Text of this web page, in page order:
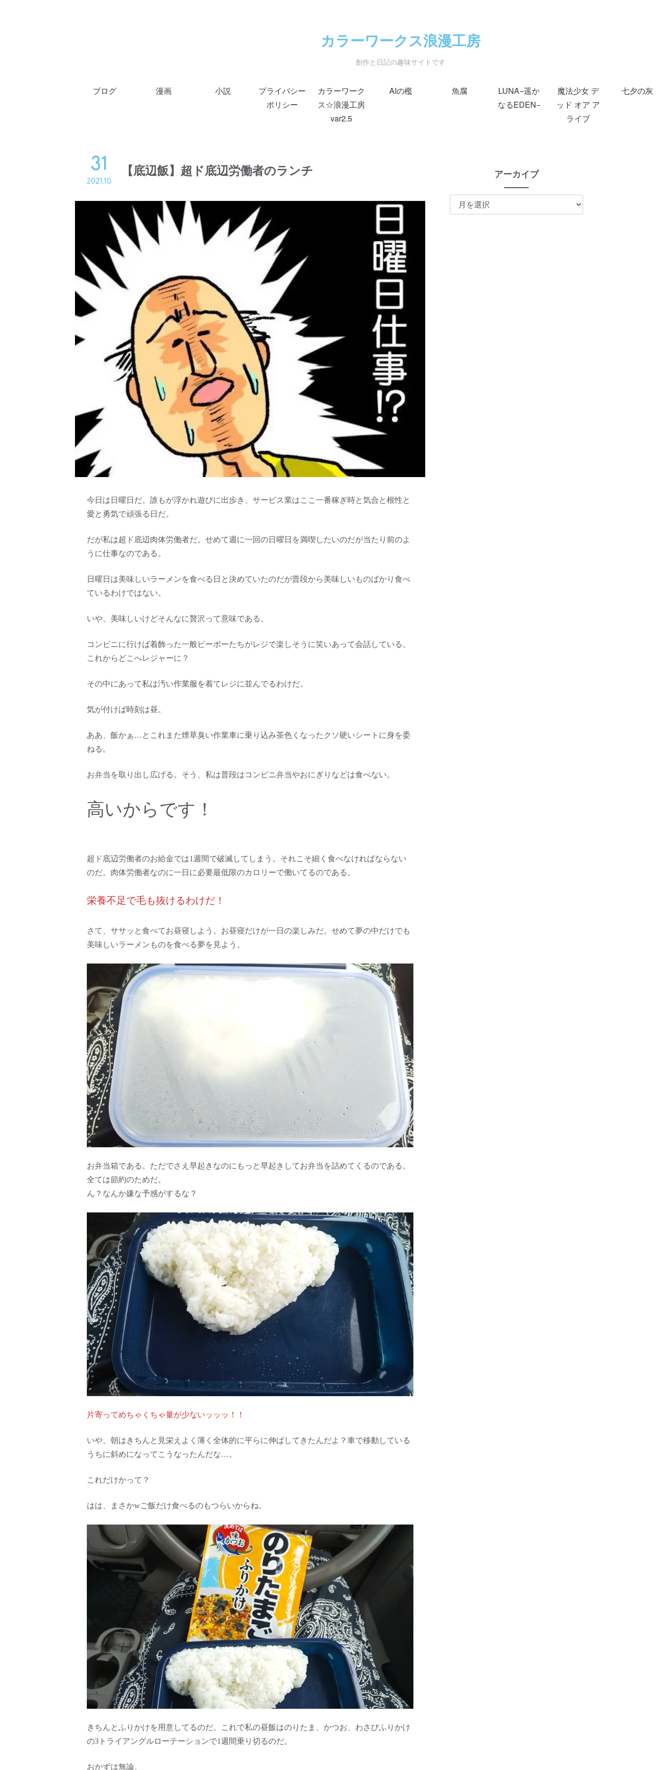
カラーワークス浪漫工房
創作と日記の趣味サイトです
ブログ 漫画 小説
プライバシー
ポリシー
カラーワーク
ス☆浪漫工房
var2.5
AIの檻 魚腐
LUNA−遥か
なるEDEN−
魔法少女 デ
ッド オア ア
ライブ
七夕の灰
31
2021.10
【底辺飯】超ド底辺労働者のランチ
今日は日曜日だ。誰もが浮かれ遊びに出歩き、サービス業はここ一番稼ぎ時と気合と根性と
愛と勇気で頑張る日だ。
だが私は超ド底辺肉体労働者だ。せめて週に一回の日曜日を満喫したいのだが当たり前のよ
うに仕事なのである。
日曜日は美味しいラーメンを食べる日と決めていたのだが普段から美味しいものばかり食べ
ているわけではない。
いや、美味しいけどそんなに贅沢って意味である。
コンビニに行けば着飾った一般ピーポーたちがレジで楽しそうに笑いあって会話している。
これからどこへレジャーに？
その中にあって私は汚い作業服を着てレジに並んでるわけだ。
気が付けば時刻は昼。
ああ、飯かぁ…とこれまた煙草臭い作業車に乗り込み茶色くなったクソ硬いシートに身を委
ねる。
お弁当を取り出し広げる。そう、私は普段はコンビニ弁当やおにぎりなどは食べない。
高いからです！
超ド底辺労働者のお給金では1週間で破滅してしまう。それこそ細く食べなければならない
のだ。肉体労働者なのに一日に必要最低限のカロリーで働いてるのである。
栄養不足で毛も抜けるわけだ！
さて、ササッと食べてお昼寝しよう。お昼寝だけが一日の楽しみだ。せめて夢の中だけでも
美味しいラーメンものを食べる夢を見よう。
お弁当箱である。ただでさえ早起きなのにもっと早起きしてお弁当を詰めてくるのである。
全ては節約のためだ。
ん？なんか嫌な予感がするな？
片寄ってめちゃくちゃ量が少ないッッッ！！
いや、朝はきちんと見栄えよく薄く全体的に平らに伸ばしてきたんだよ？車で移動している
うちに斜めになってこうなったんだな…。
これだけかって？
はは、まさかwご飯だけ食べるのもつらいからね。
きちんとふりかけを用意してるのだ。これで私の昼飯はのりたま、かつお、わさびふりかけ
の3トライアングルローテーションで1週間乗り切るのだ。
おかずは無論、
アーカイブ
ー